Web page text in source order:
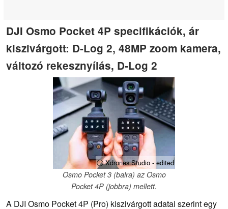
DJI Osmo Pocket 4P specifikációk, ár
kiszivárgott: D-Log 2, 48MP zoom kamera,
változó rekesznyílás, D-Log 2
ⓘ Xdrones Studio - edited
Osmo Pocket 3 (balra) az Osmo
Pocket 4P (jobbra) mellett.
A DJI Osmo Pocket 4P (Pro) kiszivárgott adatai szerint egy